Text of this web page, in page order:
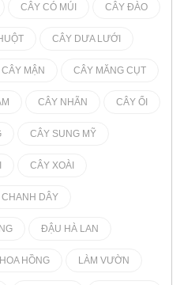
CÂY CÓ MÚI CÂY ĐÀO
CÂY DƯA LƯỚI
CÂY MẬN CÂY MĂNG CỤT
CÂY NHÃN CÂY ỔI
CÂY SUNG MỸ
CÂY XOÀI
CHANH DÂY
ĐẬU HÀ LAN
HOA HỒNG LÀM VƯỜN